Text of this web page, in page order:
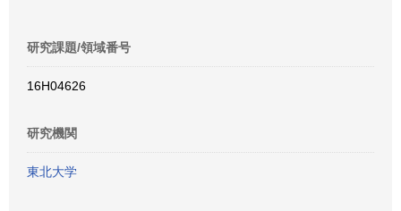
研究課題/領域番号
16H04626
研究機関
東北大学